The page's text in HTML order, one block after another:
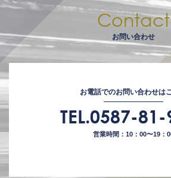
Contact
お問い合わせ
お電話でのお問い合わせは
TEL.0587-
営業時間：10：00〜19：